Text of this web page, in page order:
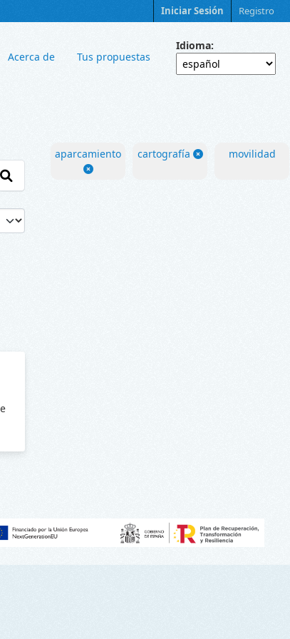
Iniciar Sesión Registro
Acerca de Tus propuestas
Idioma
aparcamiento cartografía movilidad